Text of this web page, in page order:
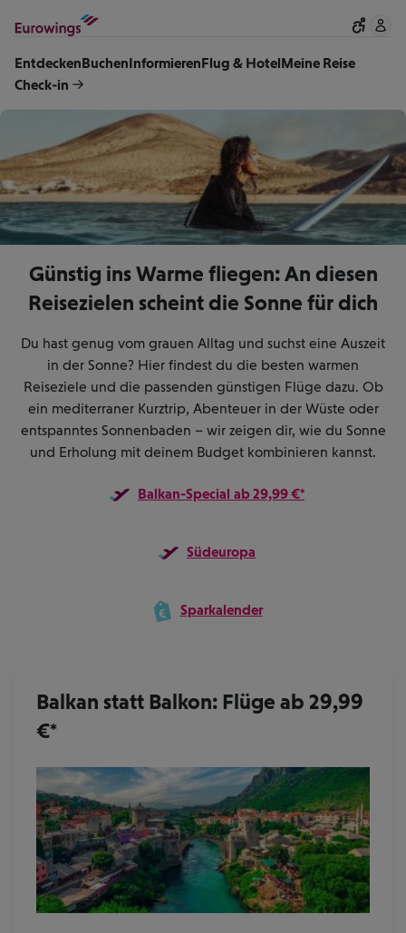
EntdeckenBuchenInformierenFlug & HotelMeine Reise
Check-in
Günstig ins Warme fliegen: An diesen
Reisezielen scheint die Sonne für dich
Du hast genug vom grauen Alltag und suchst eine Auszeit
in der Sonne? Hier findest du die besten warmen
Reiseziele und die passenden günstigen Flüge dazu. Ob
ein mediterraner Kurztrip, Abenteuer in der Wüste oder
entspanntes Sonnenbaden – wir zeigen dir, wie du Sonne
und Erholung mit deinem Budget kombinieren kannst.
Balkan-Special ab 29,99 €*
Südeuropa
Sparkalender
Balkan statt Balkon: Flüge ab 29,99
€*